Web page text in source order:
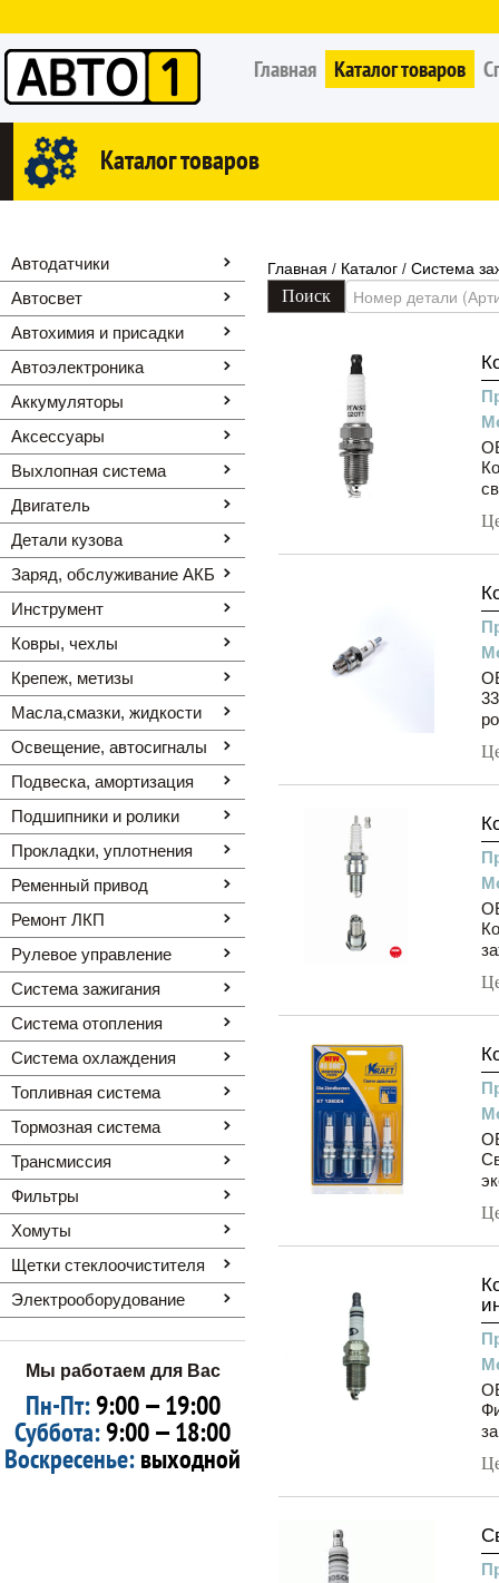
Главная Каталог товаров
Каталог товаров
Автодатчики
Автосвет
Автохимия и присадки
Автоэлектроника
Аккумуляторы
Аксессуары
Выхлопная система
Двигатель
Детали кузова
Заряд, обслуживание АКБ
Инструмент
Ковры, чехлы
Крепеж, метизы
Масла,смазки, жидкости
Освещение, автоcигналы
Подвеска, амортизация
Подшипники и ролики
Прокладки, уплотнения
Ременный привод
Ремонт ЛКП
Рулевое управление
Система зажигания
Система отопления
Система охлаждения
Топливная система
Тормозная система
Трансмиссия
Фильтры
Хомуты
Щетки стеклоочистителя
Электрооборудование
Мы работаем для Вас
Пн-Пт:9:00 — 19:00
Суббота:9:00 — 18:00
Воскресенье:выходной
Главная / Каталог / Система